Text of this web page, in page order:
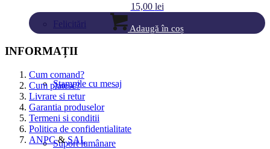
Felicitări
Ștampile cu mesaj
Suport lumânare
15,00 lei
Adaugă în coș
INFORMAȚII
Cum comand?
Cum platesc?
Livrare si retur
Garantia produselor
Termeni si conditii
Politica de confidentialitate
ANPC&SAL